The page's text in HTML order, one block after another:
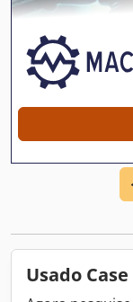
retirado pelo
exclusivamente
eventualmente
outra oferta.
erros. Número
Usado